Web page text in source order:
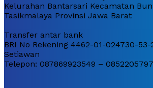
Kelurahan Bantarsari Kecamatan
Tasikmalaya Provinsi Jawa Barat
Transfer antar bank
BRI No Rekening 4462-01-024730-53-
Setiawan
Telepon: 087869923549 –